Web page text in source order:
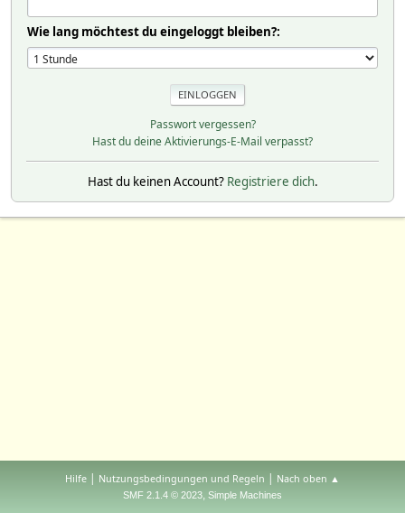
Wie lang möchtest du eingeloggt bleiben?:
Passwort vergessen?
Hast du deine Aktivierungs-E-Mail verpasst?
Hast du keinen Account? Registriere dich.
Hilfe | Nutzungsbedingungen und Regeln | Nach oben ▲
SMF 2.1.4 © 2023, Simple Machines